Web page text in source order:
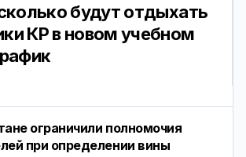
будут отдыхать
КР в новом учебном
ограничили полномочия
при определении вины